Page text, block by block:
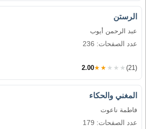
الرستن
عبد الرحمن أيوب
عدد الصفحات: 236
2.00★★★★★ (21)
المغني والحكاء
فاطمة ناعوت
عدد الصفحات: 179